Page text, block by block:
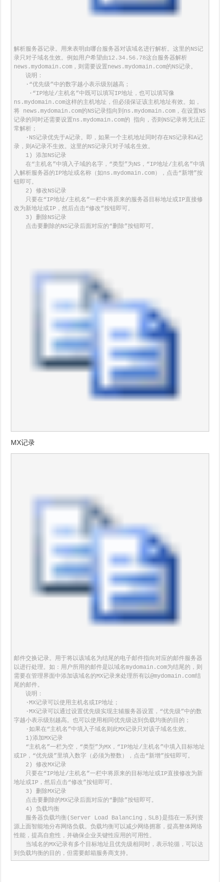
解析服务器记录。用来表明由哪台服务器对该域名进行解析。这里的NS记
录只对子域名生效。例如用户希望由12.34.56.78这台服务器解析
news.mydomain.com，则需要设置news.mydomain.com的NS记录。
说明：
·“优先级”中的数字越小表示级别越高；
·“IP地址/主机名”中既可以填写IP地址，也可以填写像
ns.mydomain.com这样的主机地址，但必须保证该主机地址有效。如，
将 news.mydomain.com的NS记录指向到ns.mydomain.com，在设置NS
记录的同时还需要设置ns.mydomain.com的 指向，否则NS记录将无法正
常解析；
·NS记录优先于A记录。即，如果一个主机地址同时存在NS记录和A记
录，则A记录不生效。这里的NS记录只对子域名生效。
1) 添加NS记录
在“主机名”中填入子域的名字，“类型”为NS，“IP地址/主机名”中填
入解析服务器的IP地址或名称（如ns.mydomain.com），点击“新增”按
钮即可。
2) 修改NS记录
只要在“IP地址/主机名”一栏中将原来的服务器目标地址或IP直接修
改为新地址或IP，然后点击“修改”按钮即可。
3) 删除NS记录
点击要删除的NS记录后面对应的“删除”按钮即可。
MX记录
邮件交换记录。用于将以该域名为结尾的电子邮件指向对应的邮件服务器
以进行处理。如：用户所用的邮件是以域名mydomain.com为结尾的，则
需要在管理界面中添加该域名的MX记录来处理所有以@mydomain.com结
尾的邮件。
说明：
·MX记录可以使用主机名或IP地址；
·MX记录可以通过设置优先级实现主辅服务器设置，“优先级”中的数
字越小表示级别越高。也可以使用相同优先级达到负载均衡的目的；
·如果在“主机名”中填入子域名则此MX记录只对该子域名生效。
1)添加MX记录
“主机名”一栏为空，“类型”为MX，“IP地址/主机名”中填入目标地址
或IP，“优先级”里填入数字（必须为整数），点击“新增”按钮即可。
2) 修改MX记录
只要在“IP地址/主机名”一栏中将原来的目标地址或IP直接修改为新
地址或IP，然后点击“修改”按钮即可。
3) 删除MX记录
点击要删除的MX记录后面对应的“删除”按钮即可。
4) 负载均衡
服务器负载均衡(Server Load Balancing，SLB)是指在一系列资
源上面智能地分布网络负载。负载均衡可以减少网络拥塞，提高整体网络
性能，提高自愈性，并确保企业关键性应用的可用性。
当域名的MX记录有多个目标地址且优先级相同时，表示轮循，可以达
到负载均衡的目的，但需要邮箱服务商支持。